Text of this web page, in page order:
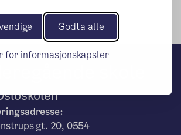
Godta alle
for informasjonskapsler
gt. 20, 0554